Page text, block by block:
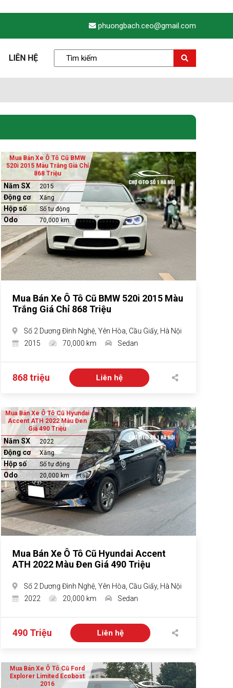
phuongbach.ceo@gmail.com
LIÊN HỆ
Mua Bán Xe Ô Tô Cũ BMW
520i 2015 Màu Trắng Giá Chỉ
868 Triệu
Năm SX 2015
Động cơ Xăng
Hộp số Số tự động
Odo 70,000 km
Mua Bán Xe Ô Tô Cũ BMW 520i 2015 Màu
Trắng Giá Chỉ 868 Triệu
Số 2 Dương Đình Nghệ, Yên Hòa, Cầu Giấy, Hà Nội
2015
70,000 km Sedan
868 triệu Liên hệ
Mua Bán Xe Ô Tô Cũ Hyundai
Accent ATH 2022 Màu Đen
Giá 490 Triệu
Năm SX 2022
Động cơ Xăng
Hộp số Số tự động
Odo 20,000 km
Mua Bán Xe Ô Tô Cũ Hyundai Accent
ATH 2022 Màu Đen Giá 490 Triệu
Số 2 Dương Đình Nghệ, Yên Hòa, Cầu Giấy, Hà Nội
2022
20,000 km Sedan
490 Triệu Liên hệ
Mua Bán Xe Ô Tô Cũ Ford
Explorer Limited Ecobost
2016